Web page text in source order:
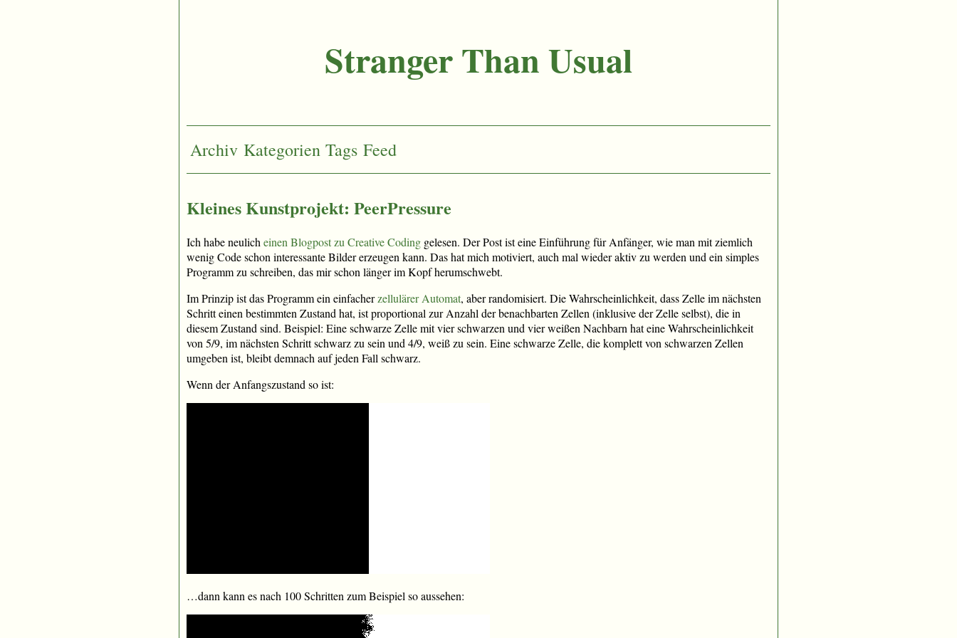
Stranger Than Usual
Archiv Kategorien Tags Feed
Kleines Kunstprojekt: PeerPressure
Ich habe neulich einen Blogpost zu Creative Coding gelesen. Der Post ist eine Einführung für Anfänger, wie man mit ziemlich
wenig Code schon interessante Bilder erzeugen kann. Das hat mich motiviert, auch mal wieder aktiv zu werden und ein simples
Programm zu schreiben, das mir schon länger im Kopf herumschwebt.
Im Prinzip ist das Programm ein einfacherzellulärer Automat, aber randomisiert. Die Wahrscheinlichkeit, dass Zelle im nächsten
Schritt einen bestimmten Zustand hat, ist proportional zur Anzahl der benachbarten Zellen (inklusive der Zelle selbst), die in
diesem Zustand sind. Beispiel: Eine schwarze Zelle mit vier schwarzen und vier weißen Nachbarn hat eine Wahrscheinlichkeit
von 5/9, im nächsten Schritt schwarz zu sein und 4/9, weiß zu sein. Eine schwarze Zelle, die komplett von schwarzen Zellen
umgeben ist, bleibt demnach auf jeden Fall schwarz.
Wenn der Anfangszustand so ist:
…dann kann es nach 100 Schritten zum Beispiel so aussehen: